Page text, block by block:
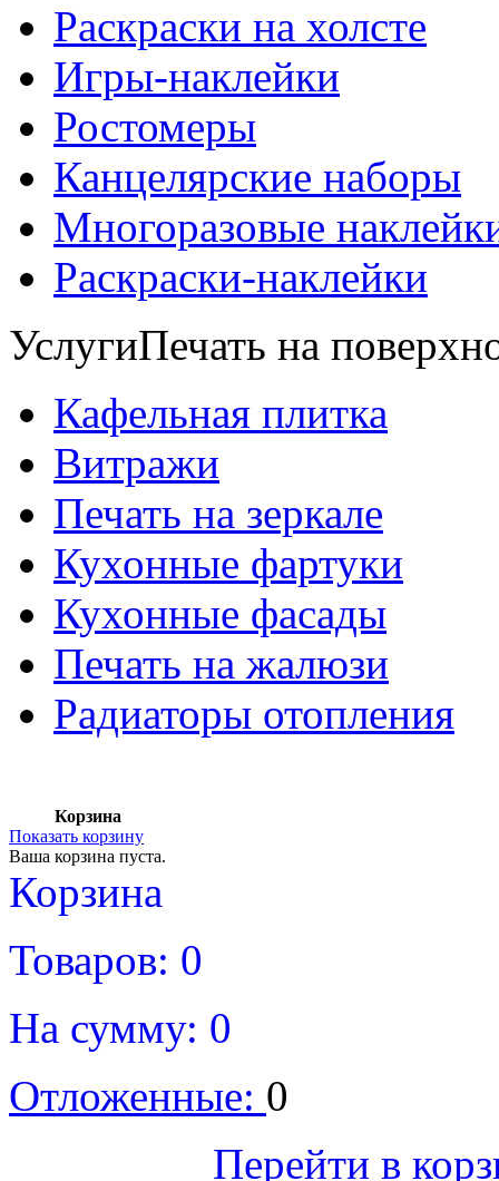
Раскраски на холсте
Игры-наклейки
Ростомеры
Канцелярские наборы
Многоразовые
Раскраски-наклейки
УслугиПечать на
Кафельная плитка
Витражи
Печать на зеркале
Кухонные фартуки
Кухонные фасады
Печать на жалюзи
Радиаторы отопления
Корзина
Показать корзину
Ваша корзина пуста.
Корзина
Товаров: 0
На сумму: 0
Отложенные: 0
Перейти в